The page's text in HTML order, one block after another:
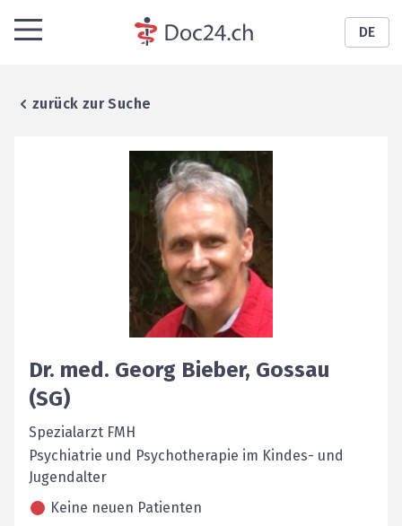
DE
zurück zur Suche
Dr. med. Georg Bieber, Gossau
(SG)
Spezialarzt FMH
Psychiatrie und Psychotherapie im Kindes- und
Jugendalter
Keine neuen Patienten